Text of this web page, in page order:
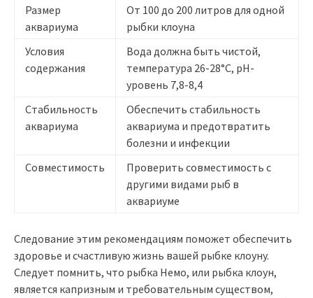
Размер
аквариума
От 100 до 200 литров для одной
рыбки клоуна
Условия
содержания
Вода должна быть чистой,
температура 26-28°C, pH-
уровень 7,8-8,4
Стабильность
аквариума
Обеспечить стабильность
аквариума и предотвратить
болезни и инфекции
Совместимость
Проверить совместимость с
другими видами рыб в
аквариуме
Следование этим рекомендациям поможет обеспечить
здоровье и счастливую жизнь вашей рыбке клоуну.
Следует помнить, что рыбка Немо, или рыбка клоун,
является капризным и требовательным существом,